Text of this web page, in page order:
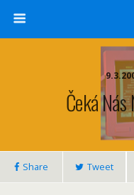
Čeká
Share Tweet